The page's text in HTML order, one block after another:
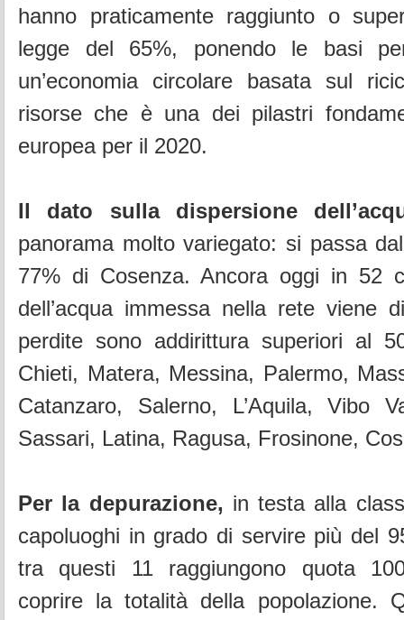
hanno praticamente raggiunto o
legge del 65%, ponendo le basi
un’economia circolare basata sul
risorse che è una dei pilastri
europea per il 2020.
Il dato sulla dispersione
panorama molto variegato: si passa
77% di Cosenza. Ancora oggi in 52
dell’acqua immessa nella rete viene
perdite sono addirittura superiori al
Chieti, Matera, Messina, Palermo,
Catanzaro, Salerno, L’Aquila, Vibo
Sassari, Latina, Ragusa, Frosinone,
Per la depurazione, in testa alla
capoluoghi in grado di servire più del
tra questi 11 raggiungono quota
coprire la totalità della popolazione.